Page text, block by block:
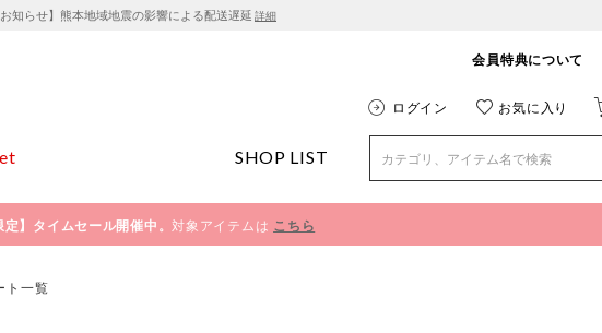
お知らせ】熊本地域地震の影響による配送遅延 詳細
会員特典について
ログイン お気に入り
SHOP LIST
定】タイムセール開催中。対象アイテムは こちら
ト一覧